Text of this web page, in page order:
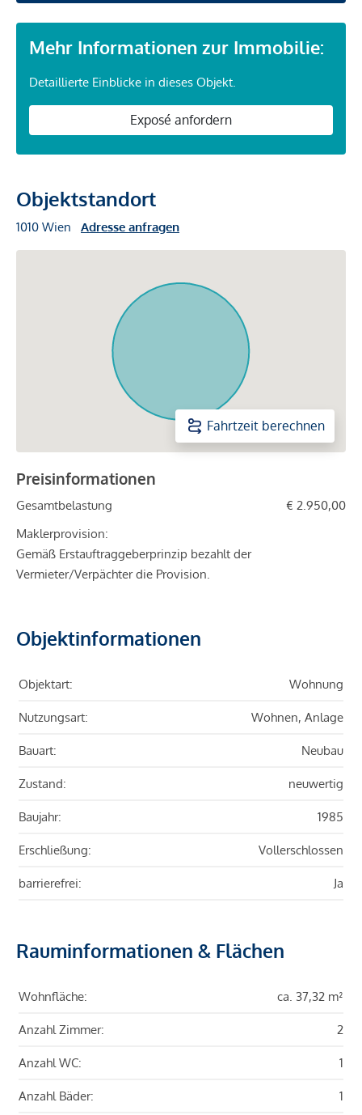
Mehr Informationen zur Immobilie:
Detaillierte Einblicke in dieses Objekt.
Exposé anfordern
Objektstandort
1010 Wien Adresse anfragen
Fahrtzeit berechnen
Preisinformationen
Gesamtbelastung
€ 2.950,00
Maklerprovision:
Gemäß Erstauftraggeberprinzip bezahlt der
Vermieter/Verpächter die Provision.
Objektinformationen
Objektart: Wohnung
Nutzungsart: Wohnen, Anlage
Bauart: Neubau
Zustand: neuwertig
Baujahr: 1985
Erschließung: Vollerschlossen
barrierefrei: Ja
Rauminformationen & Flächen
Wohnfläche: ca. 37,32 m²
Anzahl Zimmer: 2
Anzahl WC: 1
Anzahl Bäder: 1